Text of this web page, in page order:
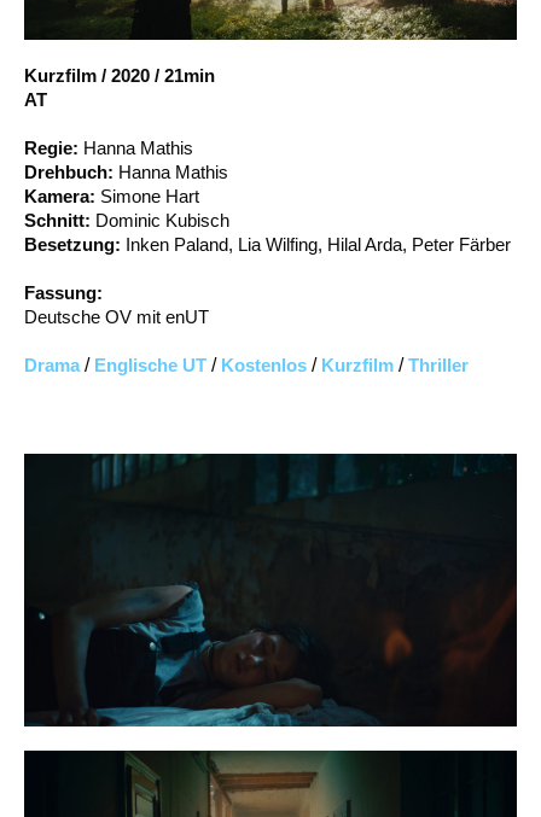
Account
Kurzfilm / 2020 / 21min
AT
Regie: Hanna Mathis
Drehbuch: Hanna Mathis
Kamera: Simone Hart
Schnitt: Dominic Kubisch
Besetzung: Inken Paland, Lia Wilfing, Hilal Arda, Peter Färber
Fassung:
Deutsche OV mit enUT
Drama / Englische UT / Kostenlos / Kurzfilm /Thriller